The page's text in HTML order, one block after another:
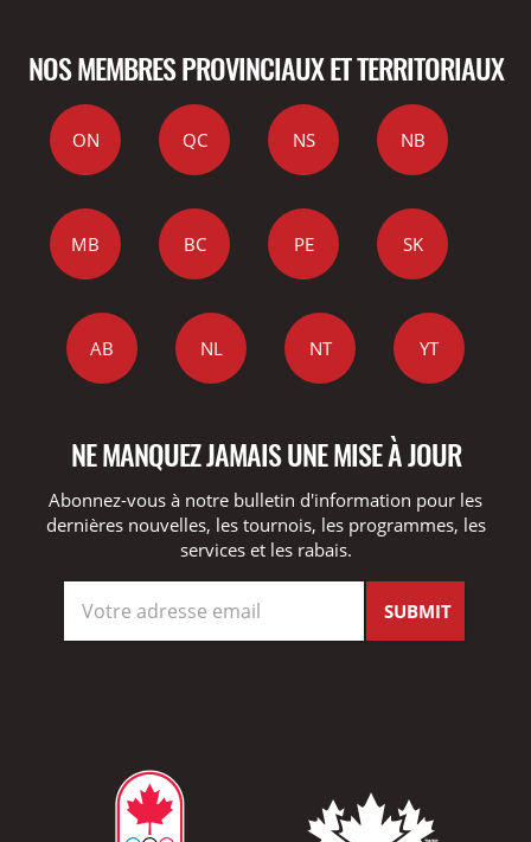
NOS MEMBRES PROVINCIAUX ET TERRITORIAUX
ON QC NS NB
MB BC PE SK
AB NL NT YT
NE MANQUEZ JAMAIS UNE MISE À JOUR
Abonnez-vous à notre bulletin d'information pour les
dernières nouvelles, les tournois, les programmes, les
services et les rabais.